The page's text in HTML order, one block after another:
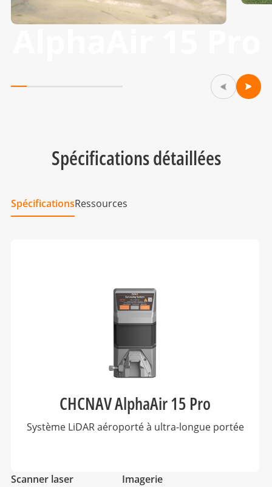
Spécifications détaillées
SpécificationsRessources
CHCNAV AlphaAir 15 Pro
Système LiDAR aéroporté à ultra-longue portée
Scanner laser Imagerie